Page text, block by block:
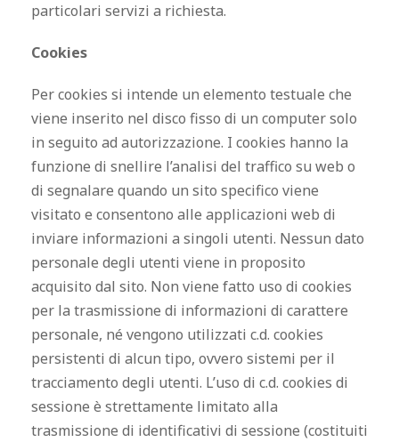
particolari servizi a richiesta.
Cookies
Per cookies si intende un elemento testuale che
viene inserito nel disco fisso di un computer solo
in seguito ad autorizzazione. I cookies hanno la
funzione di snellire l’analisi del traffico su web o
di segnalare quando un sito specifico viene
visitato e consentono alle applicazioni web di
inviare informazioni a singoli utenti. Nessun dato
personale degli utenti viene in proposito
acquisito dal sito. Non viene fatto uso di cookies
per la trasmissione di informazioni di carattere
personale, né vengono utilizzati c.d. cookies
persistenti di alcun tipo, ovvero sistemi per il
tracciamento degli utenti. L’uso di c.d. cookies di
sessione è strettamente limitato alla
trasmissione di identificativi di sessione (costituiti